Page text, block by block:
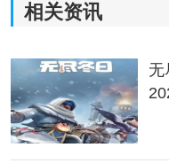
相关资讯
无